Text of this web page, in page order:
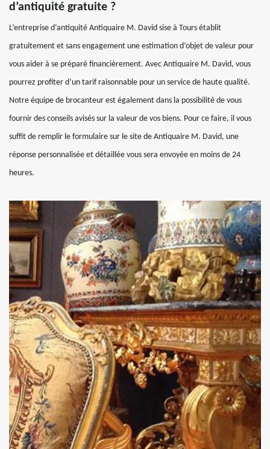
d’antiquité gratuite ?
L’entreprise d’antiquité Antiquaire M. David sise à Tours établit
gratuitement et sans engagement une estimation d’objet de valeur pour
vous aider à se préparé financièrement. Avec Antiquaire M. David, vous
pourrez profiter d’un tarif raisonnable pour un service de haute qualité.
Notre équipe de brocanteur est également dans la possibilité de vous
fournir des conseils avisés sur la valeur de vos biens. Pour ce faire, il vous
suffit de remplir le formulaire sur le site de Antiquaire M. David, une
réponse personnalisée et détaillée vous sera envoyée en moins de 24
heures.